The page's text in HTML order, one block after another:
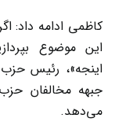
کاظمی ادامه داد:
این موضوع
اینجه»، رئیس
جبهه مخالفان
می‌دهد.